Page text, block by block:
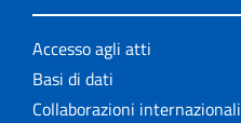
Accesso agli atti
Basi di dati
Collaborazioni internazionali